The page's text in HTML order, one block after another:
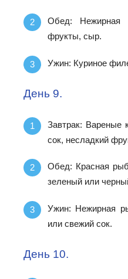
Обед:
фрукты, сыр.
Ужин: Куриное
День 9.
Завтрак: Вареные
сок, несладкий
Обед: Красная
зеленый или
Ужин: Нежирная
или свежий сок.
День 10.